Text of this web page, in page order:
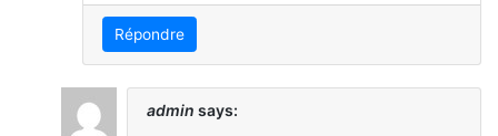
Répondre
admin says: